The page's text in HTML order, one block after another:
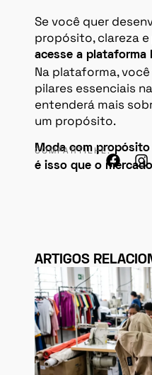
Se você quer
propósito, clareza
acesse a plataforma
Na plataforma,
pilares essenciais
entenderá mais
um propósito.
Moda com propósito
é isso que o
COMPARTILHE:
ARTIGOS